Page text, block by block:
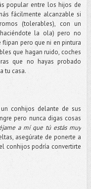
popular entre los hijos de
fácilmente alcanzable si
(tolerables), con un
la ola) pero no
flipan pero que ni en pintura
que hagan ruido, coches
que no hayas probado
tu casa.
conhijos delante de sus
pero nunca digas cosas
a mí que tú estás muy
asegúrate de ponerte a
conhijos podría convertirte